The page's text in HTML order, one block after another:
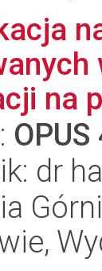
na
OPUS
dr